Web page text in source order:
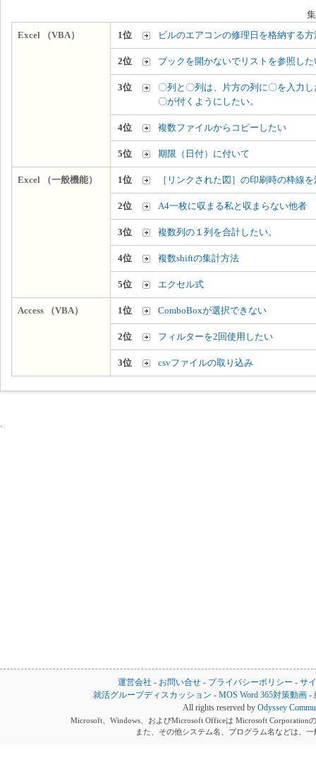
Excel （VBA）
1位 ビルのエアコンの修理日を格納する方
2位 ブックを開かないでリストを参照した
3位
〇列と〇列は、片方の列に〇を入力
〇が付くようにしたい。
4位 複数ファイルからコピーしたい
5位 期限（日付）に付いて
Excel （一般機能） 1位 ［リンクされた図］の印刷時の枠線
2位 A4一枚に収まる私と収まらない他者
3位 複数列の１列を合計したい。
4位 複数shiftの集計方法
5位 エクセル式
Access （VBA） 1位 ComboBoxが選択できない
2位 フィルターを2回使用したい
3位 csvファイルの取り込み
運営会社 - お問い合せ - プライバシーポリシー - サ
就活グループディスカッション -MOS Word 365対策動画 -
All rights reserved by Odyssey
Microsoft、Windows、およびMicrosoft Officeは Microsoft Corporation
また、その他システム名、プログラム名などは、